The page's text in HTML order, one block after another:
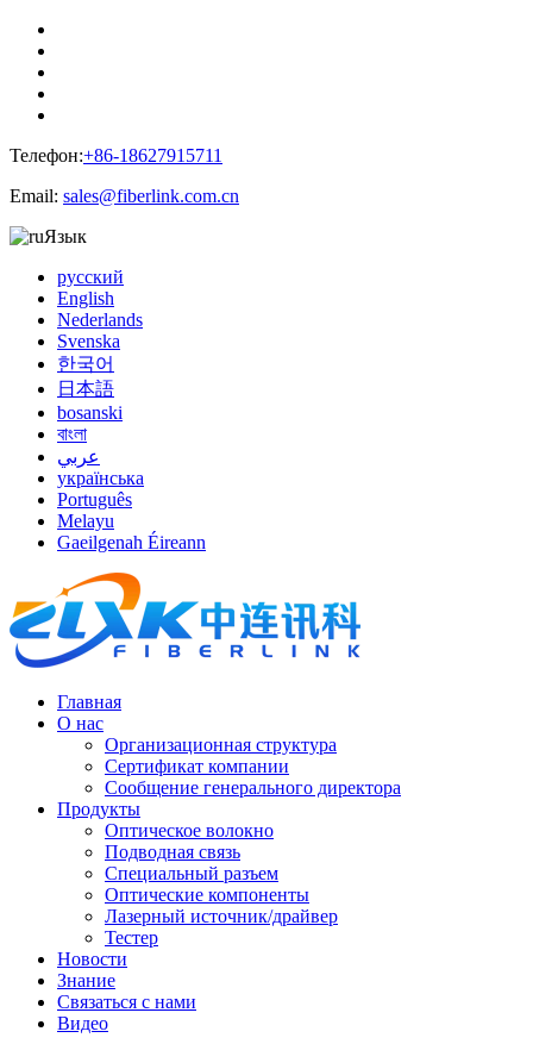
Телефон:+86-18627915711
Email: sales@fiberlink.com.cn
Язык
русский
English
Nederlands
Svenska
한국어
日本語
bosanski
বাংলা
عربي
українська
Português
Melayu
Gaeilgenah Éireann
Главная
О нас
Организационная структура
Сертификат компании
Сообщение генерального директора
Продукты
Оптическое волокно
Подводная связь
Специальный разъем
Оптические компоненты
Лазерный источник/драйвер
Тестер
Новости
Знание
Связаться с нами
Видео